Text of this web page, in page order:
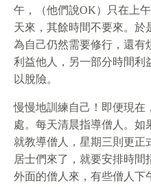
午，（他們說OK）只在上
天來，其餘時間不要來。於
為自己仍然需要修行，還有
利益他人，另一部分時間利
以脫險。
慢慢地訓練自己！即便現在
處。每天清晨指導僧人。如
就教導僧人，星期三則更正
居士們來了，就要安排時
外面的僧人來，有些僧人下